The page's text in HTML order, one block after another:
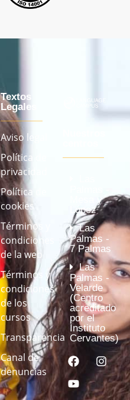
Textos
Legales
Aviso legal
Política de
privacidad
Política de
cookies
Términos y
condiciones
de la web
Términos y
condiciones
de los
cursos
Transparencia
Canal de
denuncias
Mesa y
López
Las
Palmas -
7 Palmas
Las
Palmas -
Velarde
(Centro
acreditado
por el
Instituto
Cervantes)